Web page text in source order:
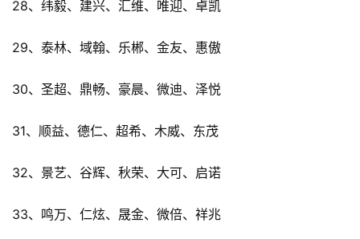
28、纬毅、建兴、汇维、唯迎、卓凯
29、泰林、域翰、乐郴、金友、惠傲
30、圣超、鼎畅、豪晨、微迪、泽悦
31、顺益、德仁、超希、木威、东茂
32、景艺、谷辉、秋荣、大可、启诺
33、鸣万、仁炫、晟金、微倍、祥兆